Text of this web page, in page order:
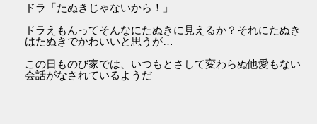
ドラ「たぬきじゃないから！」
ドラえもんってそんなにたぬきに見えるか？それにたぬき
はたぬきでかわいいと思うが…
この日ものび家では、いつもとさして変わらぬ他愛もない
会話がなされているようだ